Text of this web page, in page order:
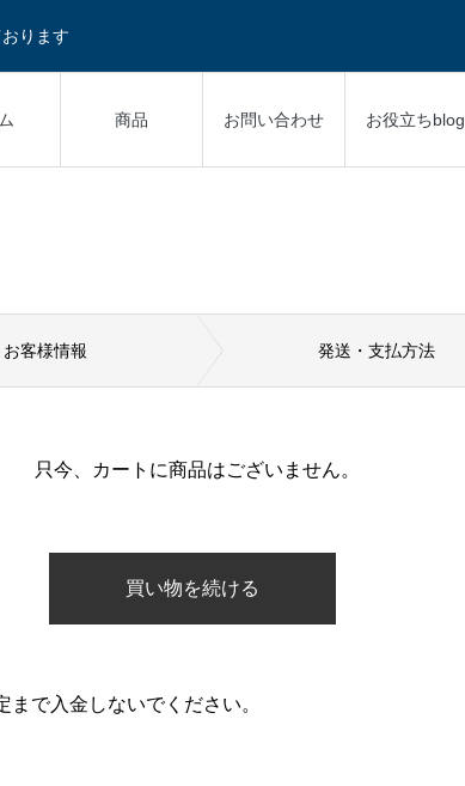
ります
商品 お問い合わせ お役立ちblog
お客様情報 発送 ・ 支払方法
只今、カートに商品はございません。
で入金しないでください。